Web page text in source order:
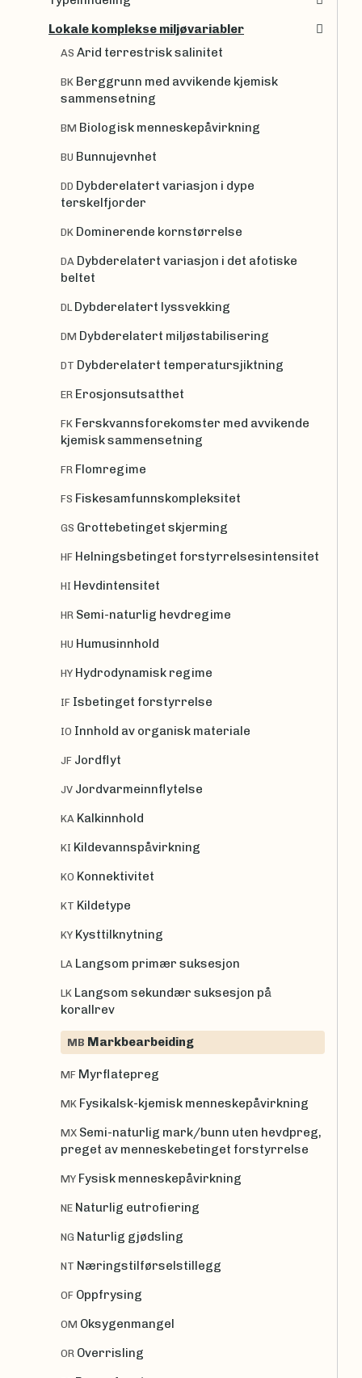
Lokale komplekse miljøvariabler
AS Arid terrestrisk salinitet
BK Berggrunn med avvikende kjemisk
sammensetning
BM Biologisk menneskepåvirkning
BU Bunnujevnhet
DD Dybderelatert variasjon i dype
terskelfjorder
DK Dominerende kornstørrelse
DA Dybderelatert variasjon i det afotiske
beltet
DL Dybderelatert lyssvekking
DM Dybderelatert miljøstabilisering
DT Dybderelatert temperatursjiktning
ER Erosjonsutsatthet
FK Ferskvannsforekomster med avvikende
kjemisk sammensetning
FR Flomregime
FS Fiskesamfunnskompleksitet
GS Grottebetinget skjerming
HF Helningsbetinget forstyrrelsesintensitet
HI Hevdintensitet
HR Semi-naturlig hevdregime
HU Humusinnhold
HY Hydrodynamisk regime
IF Isbetinget forstyrrelse
IO Innhold av organisk materiale
JF Jordflyt
JV Jordvarmeinnflytelse
KA Kalkinnhold
KI Kildevannspåvirkning
KO Konnektivitet
KT Kildetype
KY Kysttilknytning
LA Langsom primær suksesjon
LK Langsom sekundær suksesjon på
korallrev
MB Markbearbeiding
MF Myrflatepreg
MK Fysikalsk-kjemisk menneskepåvirkning
MX Semi-naturlig mark/bunn uten hevdpreg,
preget av menneskebetinget forstyrrelse
MY Fysisk menneskepåvirkning
NE Naturlig eutrofiering
NG Naturlig gjødsling
NT Næringstilførselstillegg
OF Oppfrysing
OM Oksygenmangel
OR Overrisling